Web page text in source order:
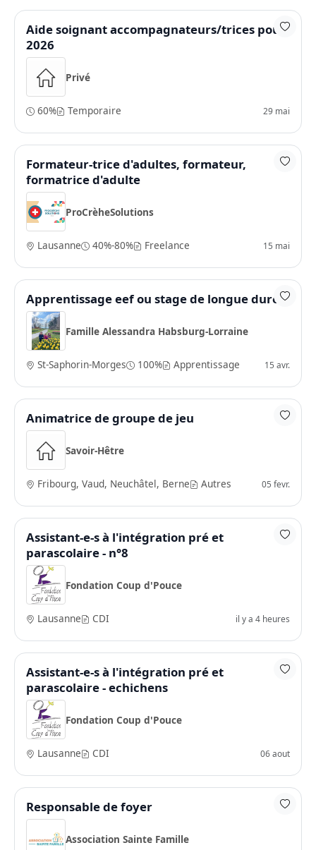
Aide soignant accompagnateurs/trices pour
2026
Privé
60% Temporaire 29 mai
Formateur-trice d'adultes, formateur,
formatrice d'adulte
ProCrèheSolutions
Lausanne 40%-80% Freelance 15 mai
Apprentissage eef ou stage de longue durée
Famille Alessandra Habsburg-Lorraine
St-Saphorin-Morges 100% Apprentissage 15 avr.
Animatrice de groupe de jeu
Savoir-Hêtre
Fribourg, Vaud, Neuchâtel, Berne Autres 05 fevr.
Assistant-e-s à l'intégration pré et
parascolaire - n°8
Fondation Coup d'Pouce
Lausanne CDI il y a 4 heures
Assistant-e-s à l'intégration pré et
parascolaire - echichens
Fondation Coup d'Pouce
Lausanne CDI 06 aout
Responsable de foyer
Association Sainte Famille